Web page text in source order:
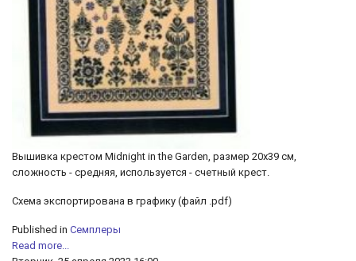
Вышивка крестом Midnight in the Garden, размер 20х39 см,
сложность - средняя, используется - счетный крест.
Схема экспортирована в графику (файл .pdf)
Published in Семплеры
Read more...